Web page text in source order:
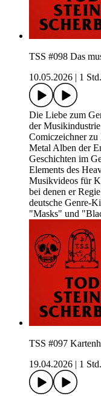
TSS #098 Das
10.05.2026
1
Die Liebe zum
der
Comiczeichner
Metal Alben der
Geschichten im
Elements des
Musikvideos für
bei denen er
deutsche Genre-
"Masks" und
TSS #097
19.04.2026
1